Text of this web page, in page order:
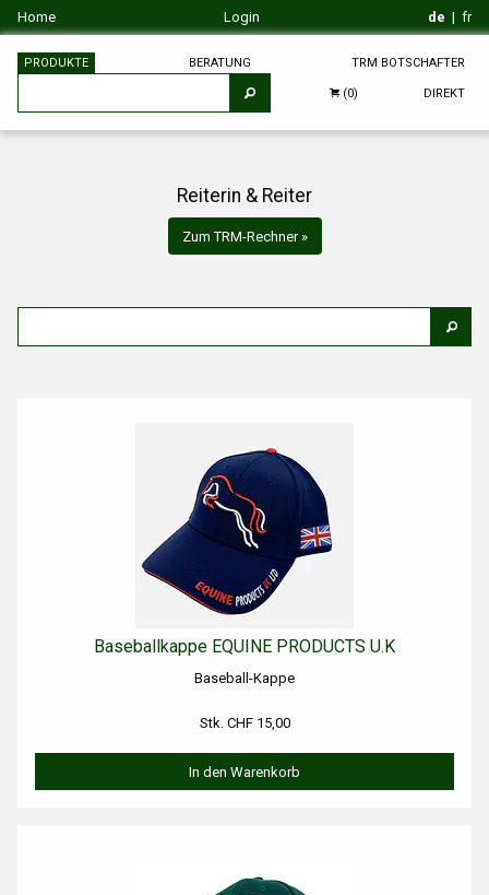
Home Login de | fr
PRODUKTE BERATUNG TRM BOTSCHAFTER
(0) DIREKT
Reiterin & Reiter
Zum TRM-Rechner »
Baseballkappe EQUINE PRODUCTS U.K
Baseball-Kappe
Stk. CHF 15,00
In den Warenkorb